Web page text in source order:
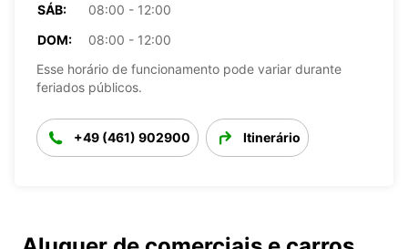
SÁB:
08:00 - 12:00
DOM:
08:00 - 12:00
Esse horário de funcionamento pode variar durante
feriados públicos.
+49 (461) 902900 Itinerário